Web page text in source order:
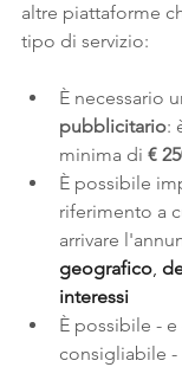
altre piattaforme
tipo di servizio:
È necessario
pubblicitario:
minima di €
È possibile
riferimento a
arrivare
geografico,
interessi
È possibile -
consigliabile -